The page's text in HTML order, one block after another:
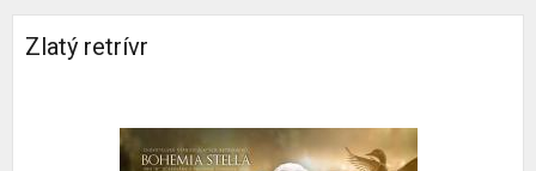
Zlatý retrívr